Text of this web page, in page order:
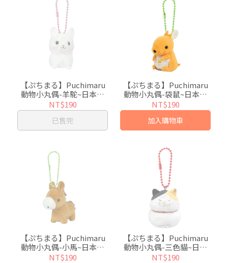
【ぷちまる】Puchimaru
動物小丸偶-羊駝~日本超
人氣絨毛小吊飾
NT$190
已售完
【ぷちまる】Puchimaru
動物小丸偶-袋鼠~日本超
人氣絨毛小吊飾
NT$190
加入購物車
【ぷちまる】Puchimaru
動物小丸偶-小馬~日本超
人氣絨毛小吊飾
NT$190
【ぷちまる】Puchimaru
動物小丸偶-三色貓~日本
超人氣絨毛小吊飾
NT$190